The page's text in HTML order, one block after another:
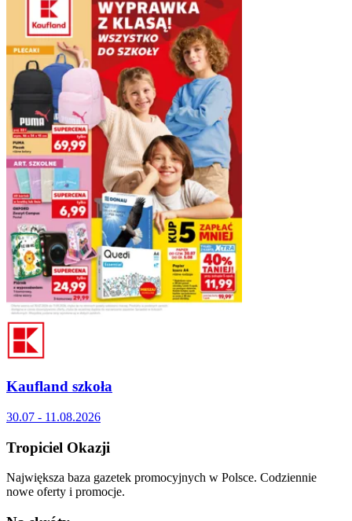
Kaufland szkoła
30.07 - 11.08.2026
Tropiciel Okazji
Największa baza gazetek promocyjnych w Polsce. Codziennie
nowe oferty i promocje.